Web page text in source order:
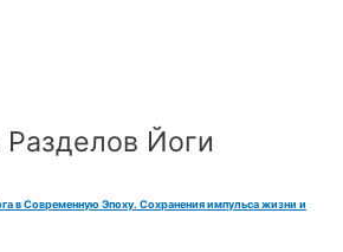
Йоги
в Современную Эпоху. Сохранения импульса жизни и